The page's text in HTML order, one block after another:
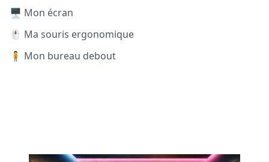
🖥️ Mon écran
🖱️ Ma souris ergonomique
🧍 Mon bureau debout